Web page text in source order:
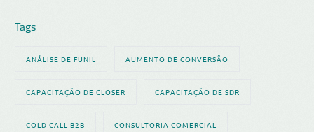
Tags
ANÁLISE DE FUNIL AUMENTO DE CONVERSÃO
CAPACITAÇÃO DE CLOSER CAPACITAÇÃO DE SDR
COLD CALL B2B CONSULTORIA COMERCIAL